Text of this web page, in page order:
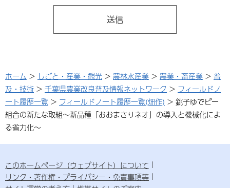
ホーム > しごと・産業・観光 > 農林水産業 > 農業・畜産業 > 普
及・技術 > 千葉県農業改良普及情報ネットワーク > フィールドノ
ート履歴一覧 > フィールドノート履歴一覧(畑作) > 銚子ゆでピー
組合の新たな取組～新品種「おおまさりネオ」の導入と機械化によ
る省力化～
このホームページ（ウェブサイト）について
リンク・著作権・プライバシー・免責事項等